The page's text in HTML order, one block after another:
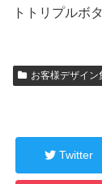
トトリプルボ
お客様デザイン
Twitter